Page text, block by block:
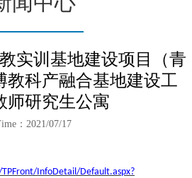
实训基地建设项目（青
教科产融合基地建设工
师研究生公寓
：2021/07/17
InfoDetail/Default.aspx?